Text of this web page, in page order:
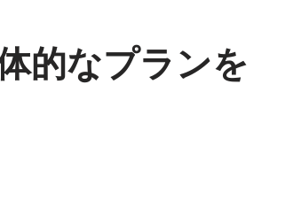
的なプランを